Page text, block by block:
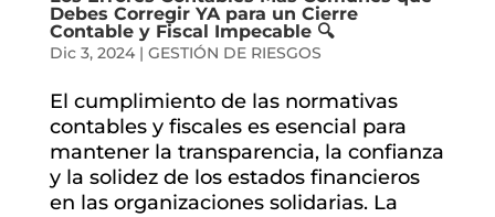
Debes Corregir YA para un Cierre
Contable y Fiscal Impecable 🔍
Dic 3, 2024| GESTIÓN DE RIESGOS
El cumplimiento de las normativas
contables y fiscales es esencial para
mantener la transparencia, la confianza
y la solidez de los estados financieros
en las organizaciones solidarias. La